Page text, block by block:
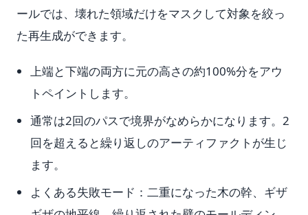
ールでは、壊れた領域だけをマスクして対象を絞っ
た再生成ができます。
上端と下端の両方に元の高さの約100%分をアウ
トペイントします。
通常は2回のパスで境界がなめらかになります。2
回を超えると繰り返しのアーティファクトが生じ
ます。
よくある失敗モード：二重になった木の幹、ギザ